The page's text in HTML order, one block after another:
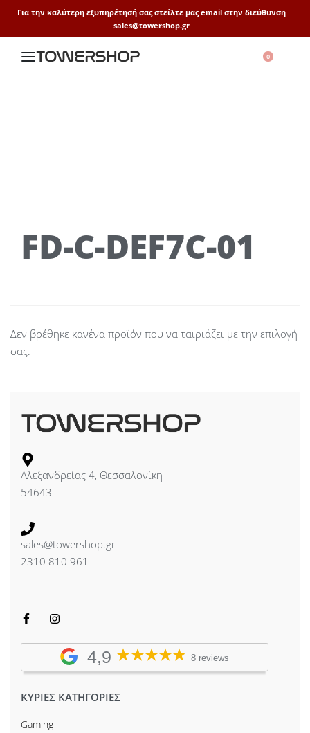
Για την καλύτερη εξυπηρέτησή σας στείλτε μας email στην διεύθυνση
sales@towershop.gr
0
FD-C-DEF7C-01
Δεν βρέθηκε κανένα προϊόν που να ταιριάζει με την επιλογή
σας.
Αλεξανδρείας 4, Θεσσαλονίκη
54643
sales@towershop.gr
2310 810 961
4,9 8 reviews
ΚΥΡΙΕΣ ΚΑΤΗΓΟΡΙΕΣ
Gaming